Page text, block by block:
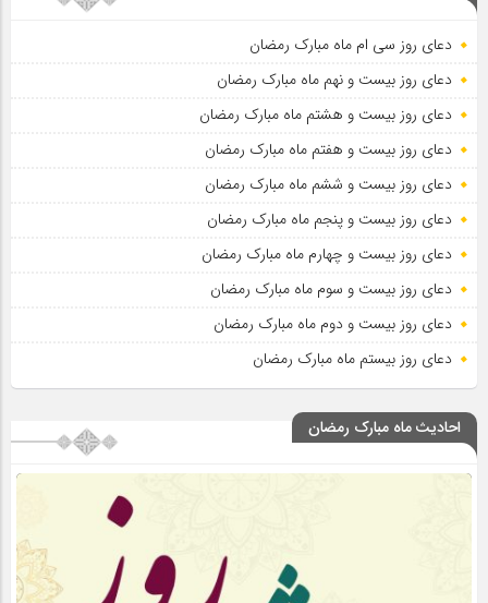
دعای روز سی ام ماه مبارک رمضان
دعای روز بیست و نهم ماه مبارک رمضان
دعای روز بیست و هشتم ماه مبارک رمضان
دعای روز بیست و هفتم ماه مبارک رمضان
دعای روز بیست و ششم ماه مبارک رمضان
دعای روز بیست و پنجم ماه مبارک رمضان
دعای روز بیست و چهارم ماه مبارک رمضان
دعای روز بیست و سوم ماه مبارک رمضان
دعای روز بیست و دوم ماه مبارک رمضان
دعای روز بیستم ماه مبارک رمضان
احادیث ماه مبارک رمضان